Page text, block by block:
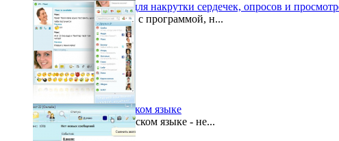
FvCheat - программа для накрутки сердечек, опросов и
Чтобы начать работу с программой, н...
2012-01-10
Аська онлайн на русском языке
Аська онлайн на русском языке - не...
2011-04-28